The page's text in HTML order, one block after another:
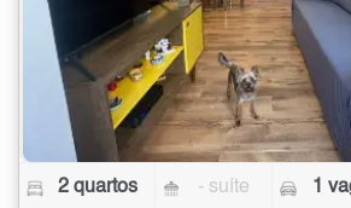
2 quartos - suíte 1